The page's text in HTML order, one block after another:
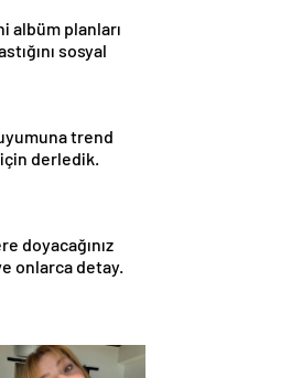
albüm planları
sosyal
trend
derledik.
doyacağınız
onlarca detay.